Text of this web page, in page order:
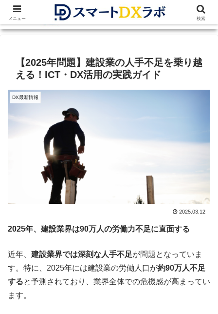
【2025年問題】建設業の人手不足を乗り越
える！ICT・DX活用の実践ガイド
DX最新情報
2025.03.12
2025年、建設業界は90万人の労働力不足に直面する
近年、 建設業界では深刻な人手不足が問題となっていま
す。特に、2025年には建設業の労働人口が約90万人不足
すると予測されており、業界全体での危機感が高まってい
ます。
メニュー 検索